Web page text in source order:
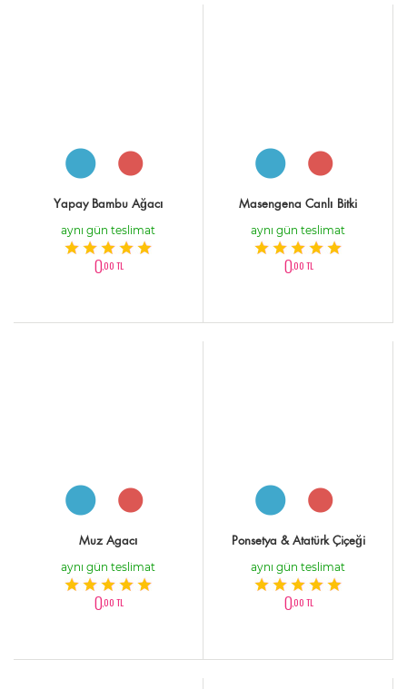
Yapay Bambu Ağacı
aynı gün teslimat
0,00 TL
Masengena Canlı Bitki
aynı gün teslimat
0,00 TL
Muz Agacı
aynı gün teslimat
0,00 TL
Ponsetya & Atatürk Çiçeği
aynı gün teslimat
0,00 TL